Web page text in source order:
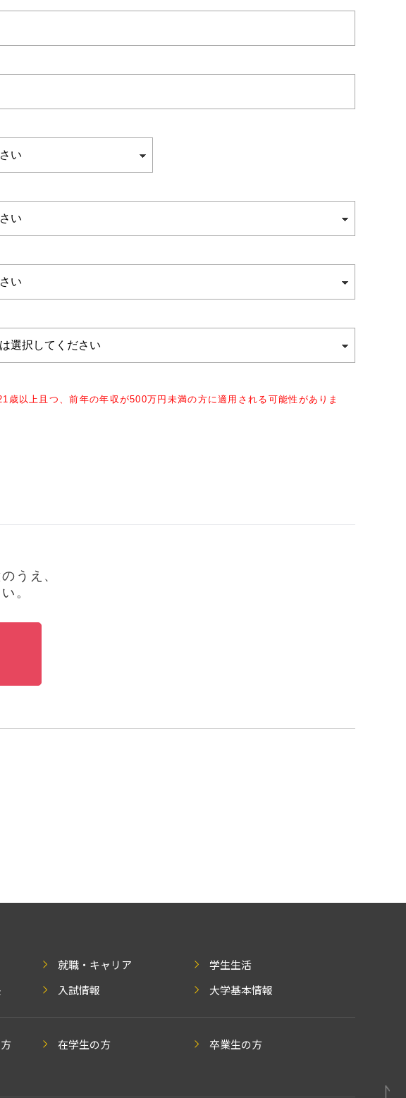
歳以上且つ、前年の年収が500万円未満の方に適用される可能性がありま
うえ、
。
就職・キャリア
学生生活
入試情報 大学基本情報
在学生の方
卒業生の方